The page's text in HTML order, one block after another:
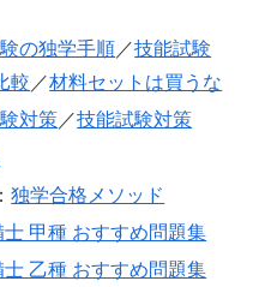
の独学手順 ／技能試験
較 ／材料セットは買うな
対策／技能試験対策
：独学合格メソッド
甲種 おすすめ問題集
乙種 おすすめ問題集